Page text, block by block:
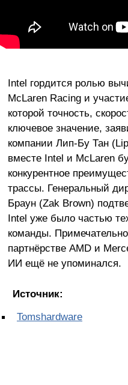
Intel гордится ролью
McLaren Racing и
которой точность,
ключевое значение,
компании Лип-Бу Тан
вместе Intel и McLaren
конкурентное
трассы. Генеральный
Браун (Zak Brown)
Intel уже было частью
команды.
партнёрстве AMD и
ИИ ещё не упоминался.
Источник:
Tomshardware